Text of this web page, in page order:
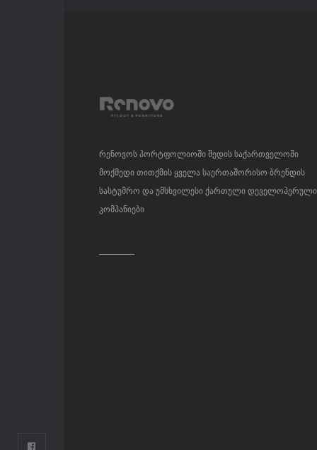
რენოვოს პორტფოლიოში შედის საქართველოში
მოქმედი თითქმის ყველა საერთაშორისო ბრენდის
სასტუმრო და უმსხვილესი ქართული დეველოპერული
კომპანიები